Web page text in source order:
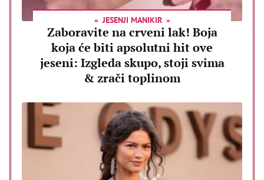
JESENJI MANIKIR
Zaboravite na crveni lak! Boja
koja će biti apsolutni hit ove
jeseni: Izgleda skupo, stoji svima
& zrači toplinom